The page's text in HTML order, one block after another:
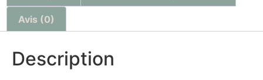
Avis (0)
Description